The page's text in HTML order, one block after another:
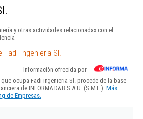
y otras actividades relacionadas con el
Ingenieria Sl.
Información ofrecida por
ocupa Fadi Ingenieria Sl. procede de la base
de INFORMA D&B S.A.U. (S.M.E.). Más
de Empresas.